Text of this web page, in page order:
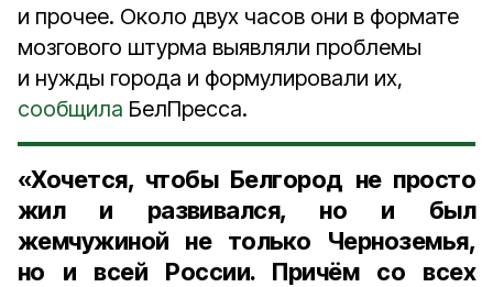
и прочее. Около двух часов они в формате
мозгового штурма выявляли проблемы
и нужды города и формулировали их,
сообщила БелПресса.
«Хочется, чтобы Белгород не просто
жил и развивался, но и был
жемчужиной не только Черноземья,
но и всей России. Причём со всех